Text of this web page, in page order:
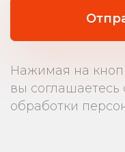
Нажимая на
вы соглашаетесь
обработки